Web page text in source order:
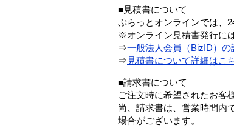
■見積書について
ぷらっとオンラインでは、
※オンライン見積書発行に
⇒一般法人会員（BizID）の
⇒ 見積書について詳細はこ
■請求書について
ご注文時に希望されたお客
尚、請求書は、営業時間内
場合がございます。